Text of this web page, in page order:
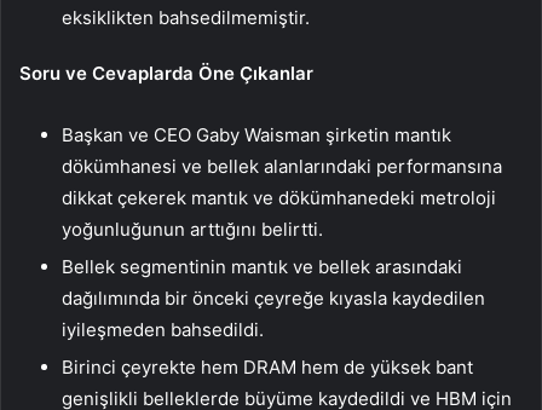
eksiklikten bahsedilmemiştir.
Soru ve Cevaplarda Öne Çıkanlar
Başkan ve CEO Gaby Waisman şirketin mantık
dökümhanesi ve bellek alanlarındaki performansına
dikkat çekerek mantık ve dökümhanedeki metroloji
yoğunluğunun arttığını belirtti.
Bellek segmentinin mantık ve bellek arasındaki
dağılımında bir önceki çeyreğe kıyasla kaydedilen
iyileşmeden bahsedildi.
Birinci çeyrekte hem DRAM hem de yüksek bant
genişlikli belleklerde büyüme kaydedildi ve HBM için